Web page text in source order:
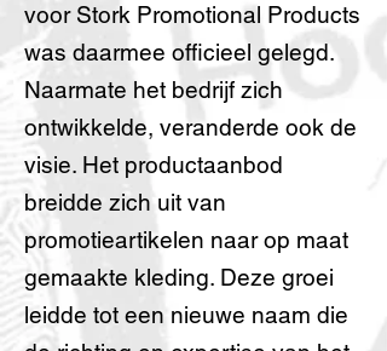
voor Stork Promotional Products
was daarmee officieel gelegd.
Naarmate het bedrijf zich
ontwikkelde, veranderde ook de
visie. Het productaanbod
breidde zich uit van
promotieartikelen naar op maat
gemaakte kleding. Deze groei
leidde tot een nieuwe naam die